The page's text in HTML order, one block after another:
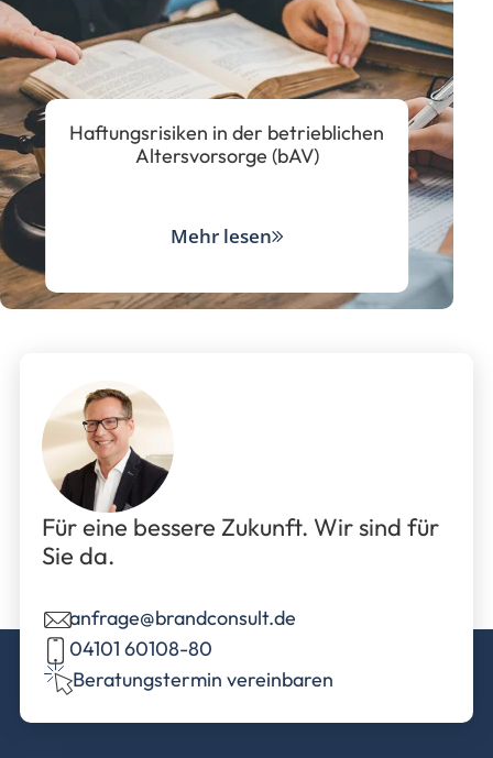
Haftungsrisiken in der betrieblichen
Altersvorsorge (bAV)
Mehr lesen
Für eine bessere Zukunft. Wir sind für
Sie da.
anfrage@brandconsult.de
04101 60108-80
Beratungstermin vereinbaren